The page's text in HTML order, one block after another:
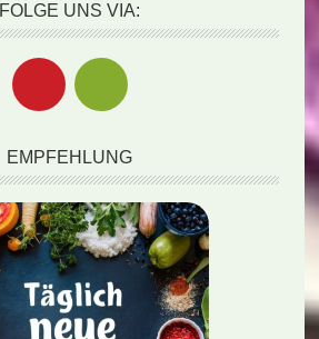
FOLGE UNS VIA:
EMPFEHLUNG